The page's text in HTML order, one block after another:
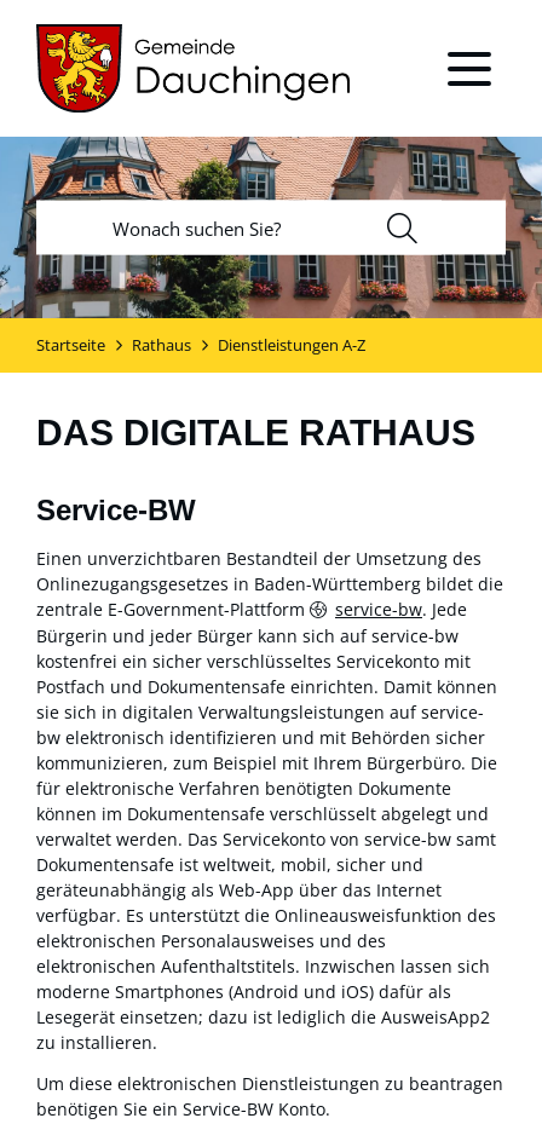
Startseite Rathaus Dienstleistungen A-Z
DAS DIGITALE RATHAUS
Service-BW
Einen unverzichtbaren Bestandteil der Umsetzung des
Onlinezugangsgesetzes in Baden-Württemberg bildet die
zentrale E-Government-Plattform
service-bw. Jede
Bürgerin und jeder Bürger kann sich auf service-bw
kostenfrei ein sicher verschlüsseltes Servicekonto mit
Postfach und Dokumentensafe einrichten. Damit können
sie sich in digitalen Verwaltungsleistungen auf service-
bw elektronisch identifizieren und mit Behörden sicher
kommunizieren, zum Beispiel mit Ihrem Bürgerbüro. Die
für elektronische Verfahren benötigten Dokumente
können im Dokumentensafe verschlüsselt abgelegt und
verwaltet werden. Das Servicekonto von service-bw samt
Dokumentensafe ist weltweit, mobil, sicher und
geräteunabhängig als Web-App über das Internet
verfügbar. Es unterstützt die Onlineausweisfunktion des
elektronischen Personalausweises und des
elektronischen Aufenthaltstitels. Inzwischen lassen sich
moderne Smartphones (Android und iOS) dafür als
Lesegerät einsetzen; dazu ist lediglich die AusweisApp2
zu installieren.
Um diese elektronischen Dienstleistungen zu beantragen
benötigen Sie ein Service-BW Konto.